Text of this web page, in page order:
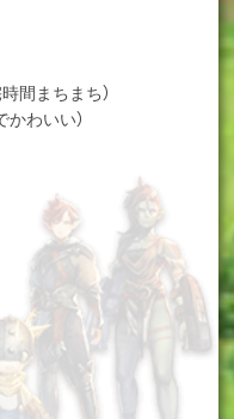
まちまち）
わいい）